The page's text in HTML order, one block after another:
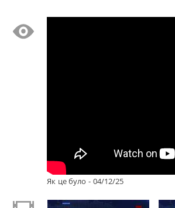
Як це було - 04/12/25